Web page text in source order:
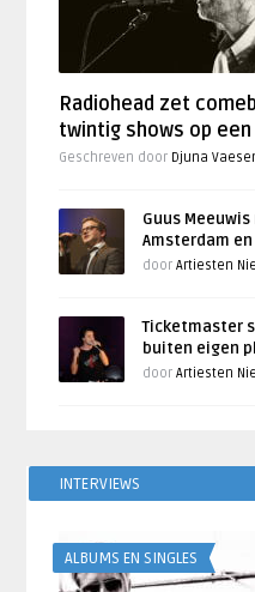
Radiohead zet
twintig shows op
Geschreven door Djuna
Guus Meeuwis
Amsterdam
doorArtiesten
Ticketmaster
buiten eigen
doorArtiesten
INTERVIEWS
ALBUMS EN SINGLES